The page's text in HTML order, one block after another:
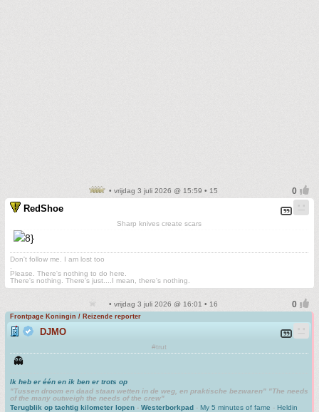
• vrijdag 3 juli 2026 @ 15:59 • 15
RedShoe
Sharp knives create scars
Don't follow me. I am lost too
Please. There's nothing to do here.
There's nothing. There's just....I mean, there's nothing.
• vrijdag 3 juli 2026 @ 16:01 • 16
Frontpage Koningin / Reizende reporter
DJMO
#trut
👻
Ik heb er één en ik ben er trots op
"Tussen droom en daad staan wetten in de weg, en praktische bezwaren" "The needs
of the many outweigh the needs of the crew"
Terugblik op tachtig kilometer lopen - Westerborkpad - My 5 minutes of fame - Heldin